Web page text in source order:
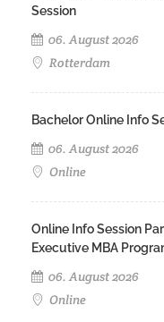
Session
06. August 2026
Rotterdam
Bachelor Online Info
06. August 2026
Online
Online Info Session
Executive MBA
06. August 2026
Online